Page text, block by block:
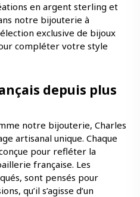
en argent sterling et
notre bijouterie à
exclusive de bijoux
compléter votre style
depuis plus
notre bijouterie, Charles
artisanal unique. Chaque
pour refléter la
française. Les
sont pensés pour
qu’il s’agisse d’un